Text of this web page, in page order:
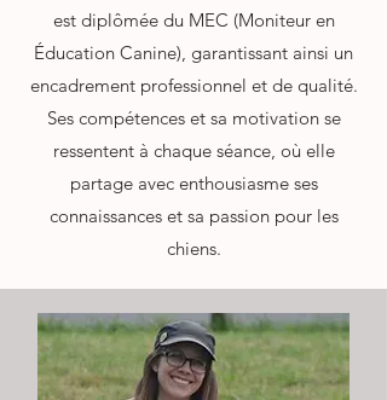
est diplômée du MEC (Moniteur en
Éducation Canine), garantissant ainsi un
encadrement professionnel et de qualité.
Ses compétences et sa motivation se
ressentent à chaque séance, où elle
partage avec enthousiasme ses
connaissances et sa passion pour les
chiens.